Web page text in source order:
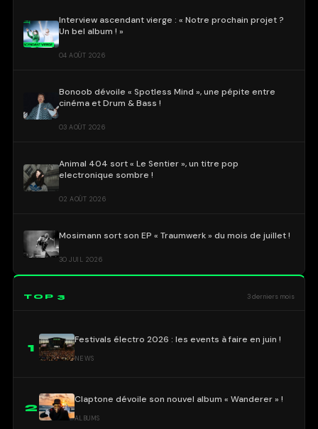
Interview ascendant vierge : « Notre prochain projet ?
Un bel album ! »
04 AOÛT 2026
Bonoob dévoile « Spotless Mind », une pépite entre
cinéma et Drum & Bass !
03 AOÛT 2026
Animal 404 sort « Le Sentier », un titre pop
electronique sombre !
02 AOÛT 2026
Mosimann sort son EP « Traumwerk » du mois de juillet !
30 JUIL 2026
TOP 3 3 derniers mois
1
Festivals électro 2026 : les events à faire en juin !
NEWS
2
Claptone dévoile son nouvel album « Wanderer » !
ALBUMS